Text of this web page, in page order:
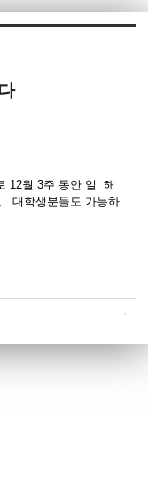
12월 3주 동안 일 해
. 대학생분들도 가능하
5